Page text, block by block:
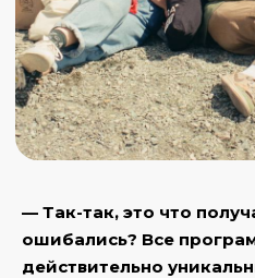
— Так-так, это что
ошибались? Все
действительно